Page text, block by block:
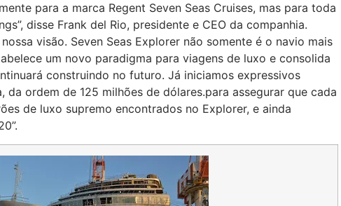
para a marca Regent Seven Seas Cruises, mas para toda
disse Frank del Rio, presidente e CEO da companhia.
visão. Seven Seas Explorer não somente é o navio mais
um novo paradigma para viagens de luxo e consolida
construindo no futuro. Já iniciamos expressivos
ordem de 125 milhões de dólares.para assegurar que cada
de luxo supremo encontrados no Explorer, e ainda